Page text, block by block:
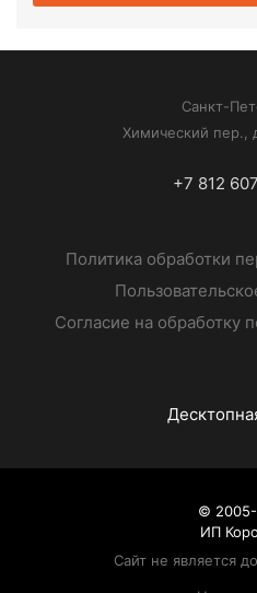
Санкт-
Химический пер.,
+7 812
Политика обработки
Согласие на обработку
©
ИП
Сайт не является